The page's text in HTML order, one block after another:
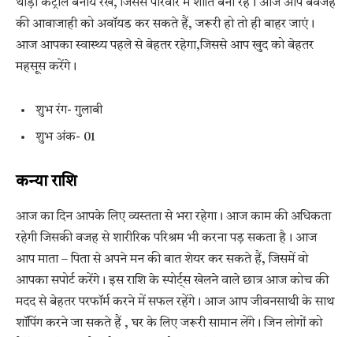
थोड़ा कंट्रोल बनाये रखें, जिससे परिवार में शांति बनी रहे। आज आप बेवजह
की आवाजाही को अवॉयड कर सकते हैं, जरूरी हो तो ही बाहर जाएं।
आज आपका स्वास्थ्य पहले से बेहतर रहेगा,जिससे आप खुद को बेहतर
महसूस करेंगे।
शुभ रंग- गुलाबी
शुभ अंक- 01
कन्या राशि
आज का दिन आपके लिए व्यस्तता से भरा रहेगा। आज काम की अधिकता
रहेगी जिसकी वजह से शारीरिक परिश्रम भी करना पड़ सकता है। आज
आप माता – पिता से अपने मन की बात शेयर कर सकते हैं, जिसमें वो
आपका सपोर्ट करेंगे। इस राशि के स्पोर्ट्स खेलने वाले छात्र आज कोच की
मदद से बेहतर परफॉर्म करने में सफल रहेंगे। आज आप जीवनसाथी के साथ
शॉपिंग करने जा सकते हैं , घर के लिए जरूरी सामान लेंगे। जिन लोगों को